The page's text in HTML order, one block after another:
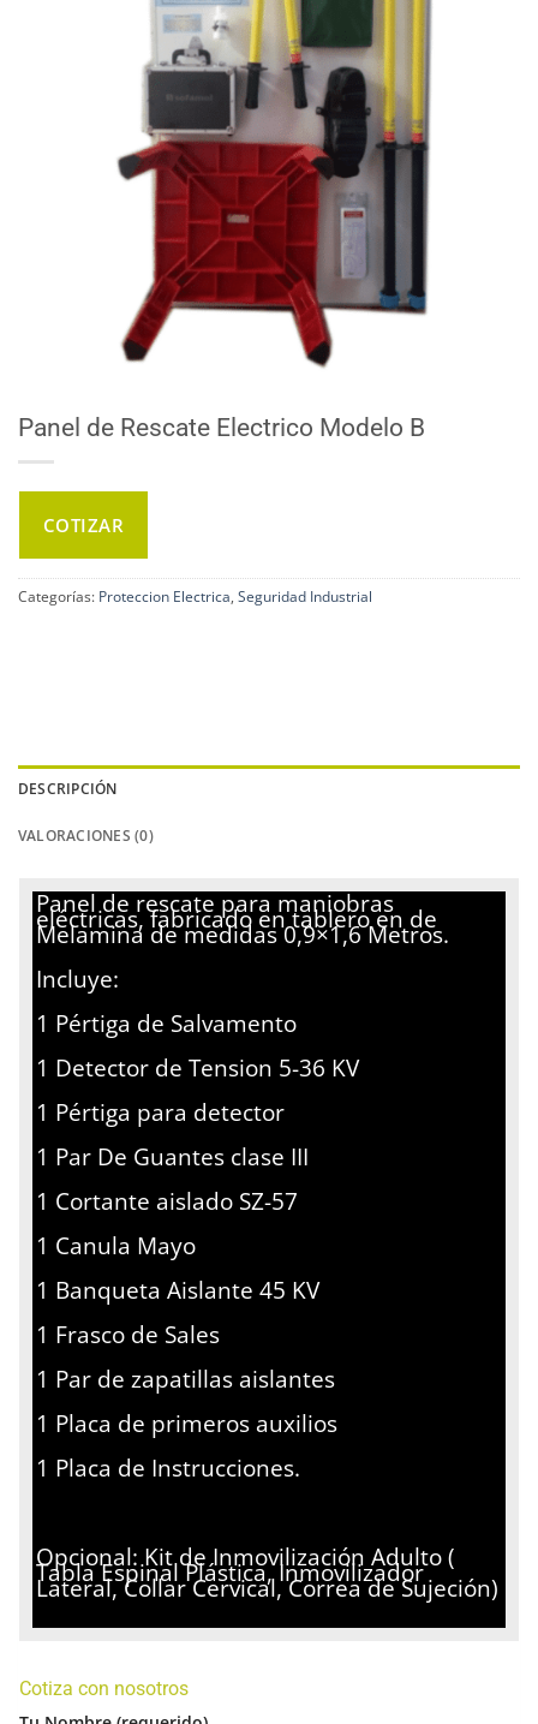
Panel de Rescate Electrico Modelo B
COTIZAR
Categorías: Proteccion Electrica, Seguridad Industrial
DESCRIPCIÓN
VALORACIONES (0)
Panel de rescate para maniobras
eléctricas, fabricado en tablero en de
Melamina de medidas 0,9×1,6 Metros.
Incluye:
1 Pértiga de Salvamento
1 Detector de Tension 5-36 KV
1 Pértiga para detector
1 Par De Guantes clase III
1 Cortante aislado SZ-57
1 Canula Mayo
1 Banqueta Aislante 45 KV
1 Frasco de Sales
1 Par de zapatillas aislantes
1 Placa de primeros auxilios
1 Placa de Instrucciones.
Opcional: Kit de Inmovilización Adulto (
Tabla Espinal Plástica, Inmovilizador
Lateral, Collar Cervical, Correa de Sujeción)
Cotiza con nosotros